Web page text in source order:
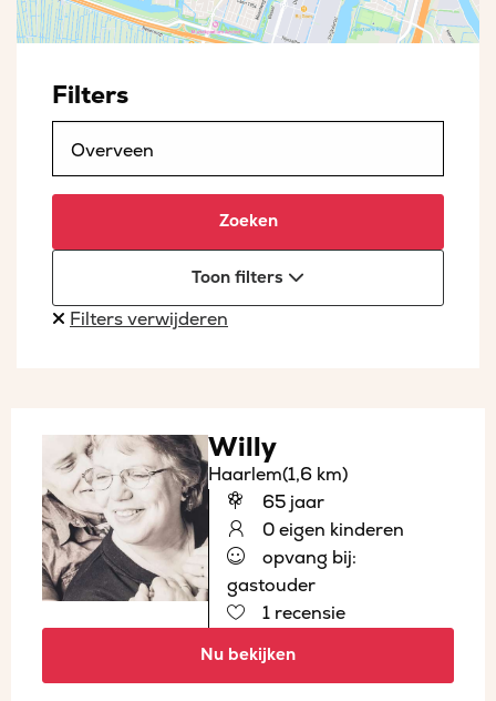
Filters
Zoeken
Toon filters
Filters verwijderen
Willy
Haarlem(1,6 km)
65 jaar
0 eigen kinderen
opvang bij:
gastouder
1 recensie
Nu bekijken